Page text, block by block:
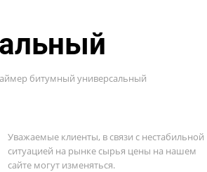
битумный универсальный
Уважаемые клиенты, в связи с нестабильной
ситуацией на рынке сырья цены на нашем
сайте могут изменяться.